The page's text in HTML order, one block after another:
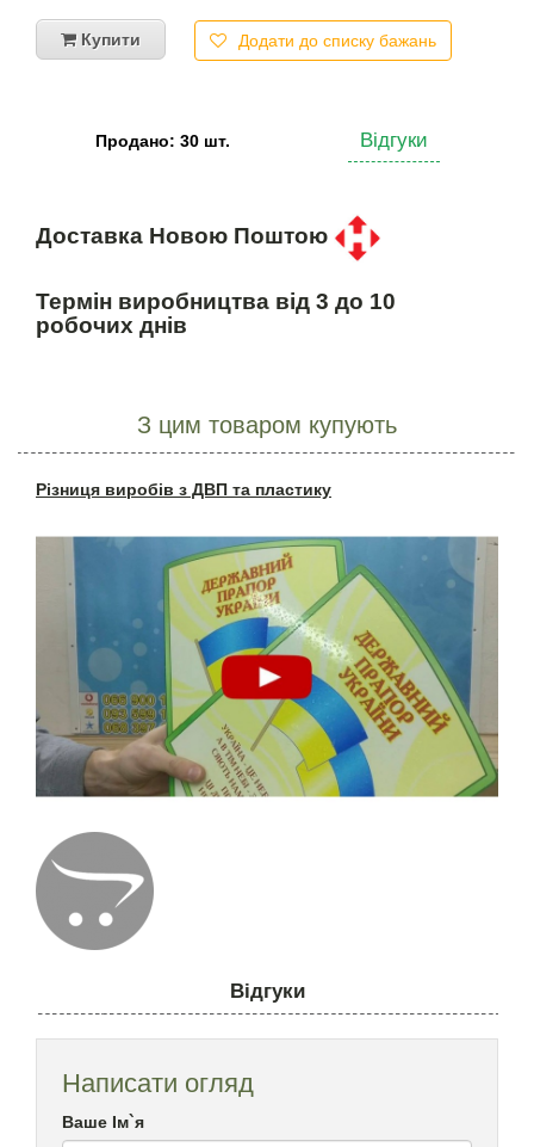
Купити Додати до списку бажань
Продано: 30 шт. Відгуки
Доставка Новою Поштою
Термін виробництва від 3 до 10
робочих днів
З цим товаром купують
Різниця виробів з ДВП та пластику
Відгуки
Написати огляд
Ваше Ім`я